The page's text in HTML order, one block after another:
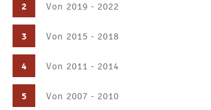
2 Von 2019 - 2022
3 Von 2015 - 2018
4 Von 2011 - 2014
5 Von 2007 - 2010